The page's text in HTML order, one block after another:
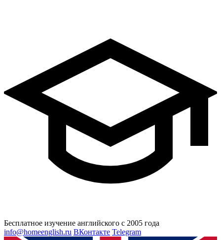
Бесплатное изучение английского с 2005 года
info@homeenglish.ru ВКонтакте Telegram